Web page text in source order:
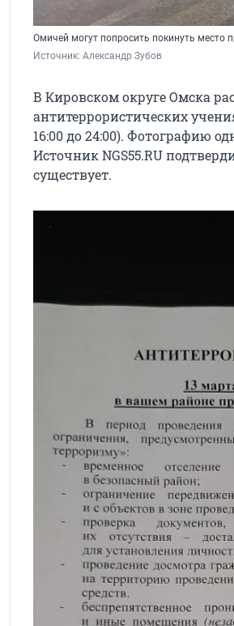
Омичей могут попросить покинуть место
Источник: Александр Зубов
В Кировском округе Омска
антитеррористических
16:00 до 24:00). Фотографию
Источник NGS55.RU
существует.